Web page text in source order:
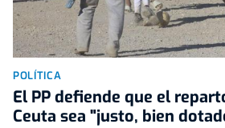
POLÍTICA
El PP defiende que el
Ceuta sea "justo, bien